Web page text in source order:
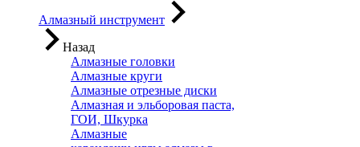
Алмазный инструмент
Назад
Алмазные головки
Алмазные круги
Алмазные отрезные диски
Алмазная и эльборовая паста,
ГОИ, Шкурка
Алмазные